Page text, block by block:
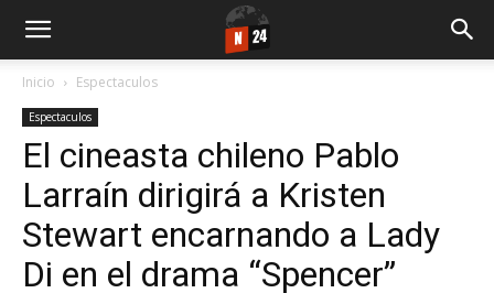
Inicio Espectaculos
Espectaculos
El cineasta chileno Pablo
Larraín dirigirá a Kristen
Stewart encarnando a Lady
Di en el drama “Spencer”